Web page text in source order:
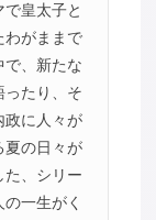
皇太子と
わがままで
で、新たな
ったり、そ
政に人々が
夏の日々が
た、シリー
一生がく